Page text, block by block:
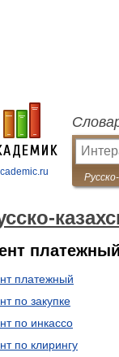
платежный
по закупке
по инкассо
по клирингу